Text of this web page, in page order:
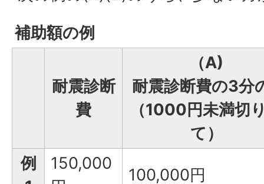
補助額の例
耐震診断
費
（A)
耐震診断費の3分
（1000円未満切
て）
例
150,000
100,000円